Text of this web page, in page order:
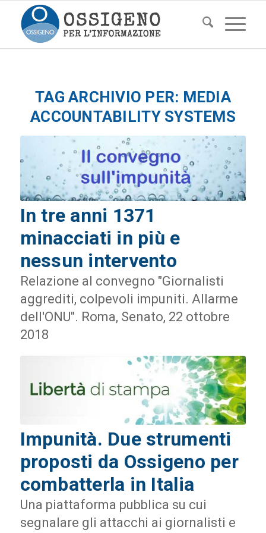
TAG ARCHIVIO PER: MEDIA
ACCOUNTABILITY SYSTEMS
In tre anni 1371
minacciati in più e
nessun intervento
Relazione al convegno "Giornalisti
aggrediti, colpevoli impuniti. Allarme
dell'ONU". Roma, Senato, 22 ottobre
2018
Impunità. Due strumenti
proposti da Ossigeno per
combatterla in Italia
Una piattaforma pubblica su cui
segnalare gli attacchi ai giornalisti e